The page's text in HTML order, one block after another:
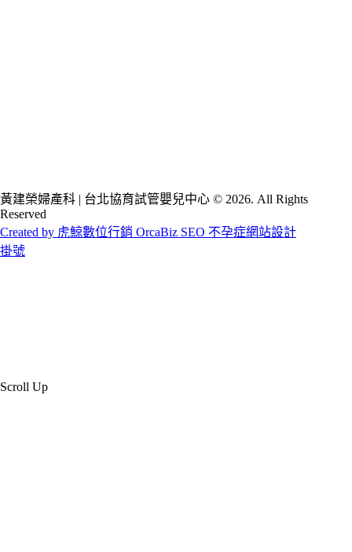
黃建榮婦產科 | 台北協育試管嬰兒中心 © 2026. All Rights
Reserved
Created by 虎鯨數位行銷 OrcaBiz SEO 不孕症網站設計
掛號
Scroll Up